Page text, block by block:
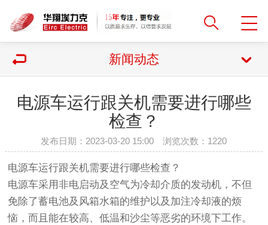
新闻动态
电源车运行跟关机需要进行哪些
检查？
发布日期：2023-03-20 15:00 浏览次数： 1220
电源车运行跟关机需要进行哪些检查？
电源车采用非电启动及空气为冷却介质的发动机，不但
免除了蓄电池及风箱水箱的维护以及加注冷却液的烦
恼，而且能在较高、低温和沙尘等恶劣的环境下工作。